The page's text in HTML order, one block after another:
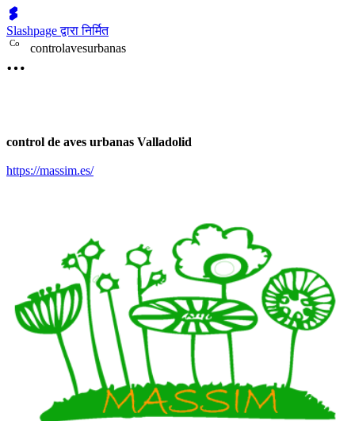
Slashpage द्वारा निर्मित
Co controlavesurbanas
control de aves urbanas Valladolid
https://massim.es/